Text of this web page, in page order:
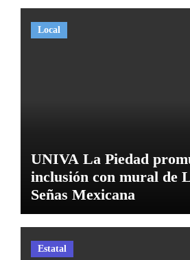
Local
UNIVA La Piedad
inclusión con mural de
Señas Mexicana
Estatal